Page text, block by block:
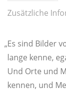
Zusätzliche
„Es sind Bil­der
lan­ge ken­ne,
Und Orte und
ken­nen, und